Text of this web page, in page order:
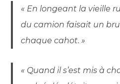
« En longeant la vieille
du camion faisait un
chaque cahot. »
« Quand il s’est mis à